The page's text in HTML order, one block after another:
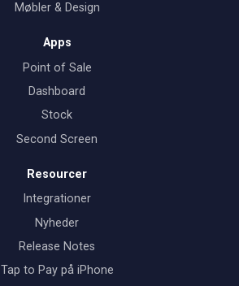
Møbler & Design
Apps
Point of Sale
Dashboard
Stock
Second Screen
Resourcer
Integrationer
Nyheder
Release Notes
Tap to Pay på iPhone